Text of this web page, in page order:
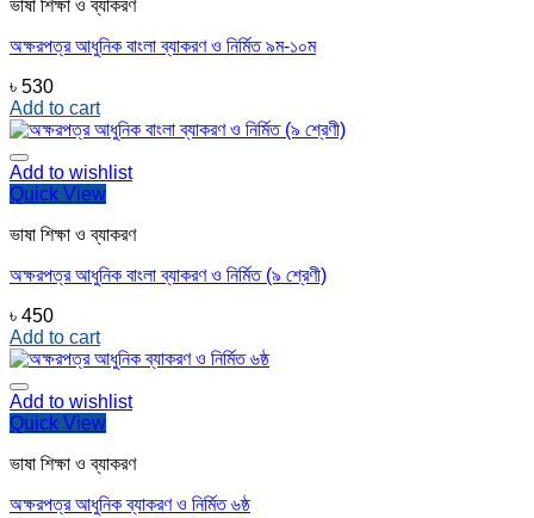
ভাষা শিক্ষা ও ব্যাকরণ
অক্ষরপত্র আধুনিক বাংলা ব্যাকরণ ও নির্মিত ৯ম-১০ম
৳ 530
Add to cart
Add to wishlist
Quick View
ভাষা শিক্ষা ও ব্যাকরণ
অক্ষরপত্র আধুনিক বাংলা ব্যাকরণ ও নির্মিত (৯ শ্রেণী)
৳ 450
Add to cart
Add to wishlist
Quick View
ভাষা শিক্ষা ও ব্যাকরণ
অক্ষরপত্র আধুনিক ব্যাকরণ ও নির্মিত ৬ষ্ঠ